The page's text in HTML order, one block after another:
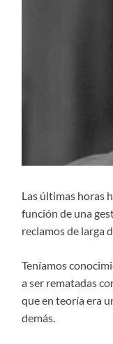
Las últimas horas
función de una
reclamos de larga
Teníamos
a ser rematadas
que en teoría era
demás.